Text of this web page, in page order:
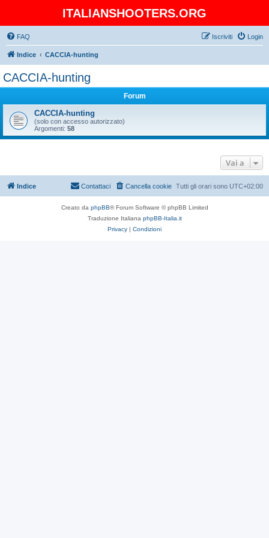
ITALIANSHOOTERS.ORG
FAQ Login
Iscriviti
Indice CACCIA-hunting
CACCIA-hunting
Forum
CACCIA-hunting
(solo con accesso autorizzato)
Argomenti: 58
Vai a
Indice Tutti gli orari sono UTC+02:00
Cancella cookie
Contattaci
Creato da phpBB® Forum Software © phpBB Limited
Traduzione Italiana phpBB-Italia.it
Privacy | Condizioni